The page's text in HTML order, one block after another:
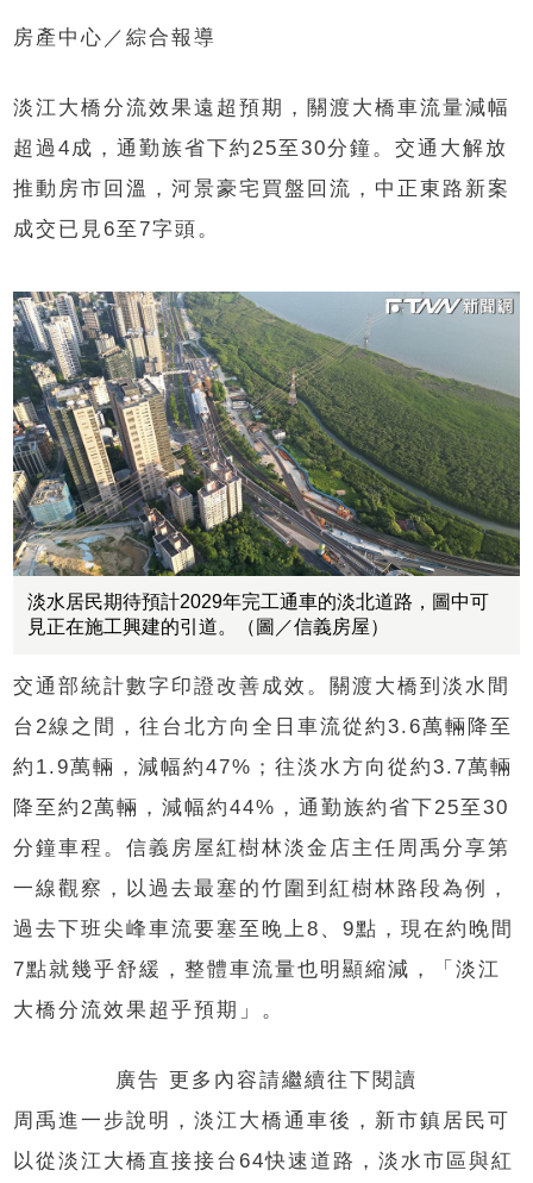
房產中心／綜合報導
淡江大橋分流效果遠超預期，關渡大橋車流量減幅
超過4成，通勤族省下約25至30分鐘。交通大解放
推動房市回溫，河景豪宅買盤回流，中正東路新案
成交已見6至7字頭。
淡水居民期待預計2029年完工通車的淡北道路，圖中可
見正在施工興建的引道。（圖／信義房屋）
交通部統計數字印證改善成效。關渡大橋到淡水間
台2線之間，往台北方向全日車流從約3.6萬輛降至
約1.9萬輛，減幅約47%；往淡水方向從約3.7萬輛
降至約2萬輛，減幅約44%，通勤族約省下25至30
分鐘車程。信義房屋紅樹林淡金店主任周禹分享第
一線觀察，以過去最塞的竹圍到紅樹林路段為例，
過去下班尖峰車流要塞至晚上8、9點，現在約晚間
7點就幾乎舒緩，整體車流量也明顯縮減，「淡江
大橋分流效果超乎預期」。
廣告 更多內容請繼續往下閱讀
周禹進一步說明，淡江大橋通車後，新市鎮居民可
以從淡江大橋直接接台64快速道路，淡水市區與紅